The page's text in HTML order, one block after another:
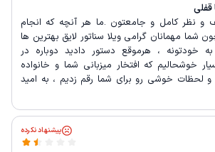
و نظر کامل و جامعتون .ما هر آنچه که انجام
شما مهمانان گرامی ویلا سناتور لایق بهترین ها
خودتونه ، هرموقع دستور دادید دوباره در
خوشحالیم که افتخار میزبانی شما و خانواده
و لحظات خوشی رو برای شما رقم زدیم ، به امید
پیشنهاد نکرده